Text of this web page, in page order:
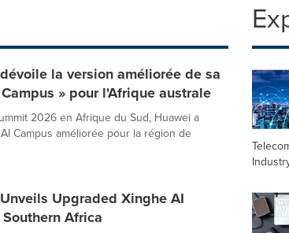
la version améliorée de sa
» pour l'Afrique australe
2026 en Afrique du Sud, Huawei a
Campus améliorée pour la région de
Upgraded Xinghe AI
Africa